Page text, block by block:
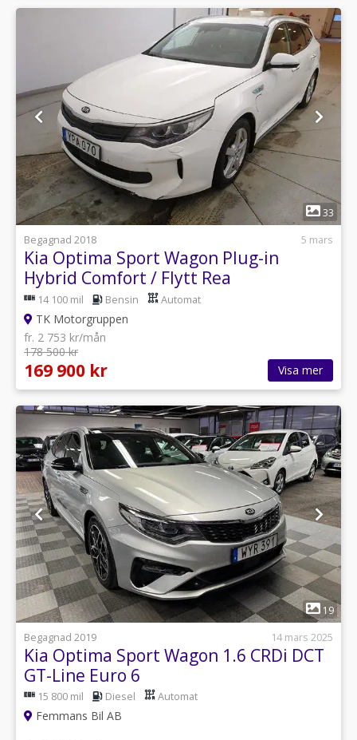
1
33
Begagnad 2018
5 mars
Kia Optima Sport Wagon Plug-in
Hybrid Comfort / Flytt Rea
14 100 mil Bensin Automat
TK Motorgruppen
fr. 2 753 kr/mån
178 500 kr
169 900 kr Visa mer
1
19
Begagnad 2019
14 mars 2025
Kia Optima Sport Wagon 1.6 CRDi DCT
GT-Line Euro 6
15 800 mil Diesel Automat
Femmans Bil AB